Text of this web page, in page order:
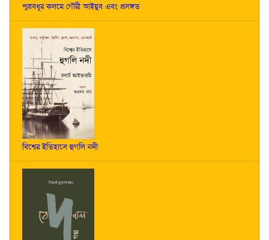
পুত্রবধূর কলমে গৌরী আইয়ুব এবং প্রসঙ্গত
বিশ্বের ইতিহাসে হুগলি নদী